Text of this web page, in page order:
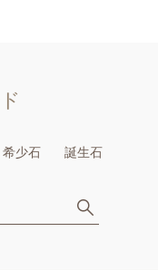
希少石 誕生石